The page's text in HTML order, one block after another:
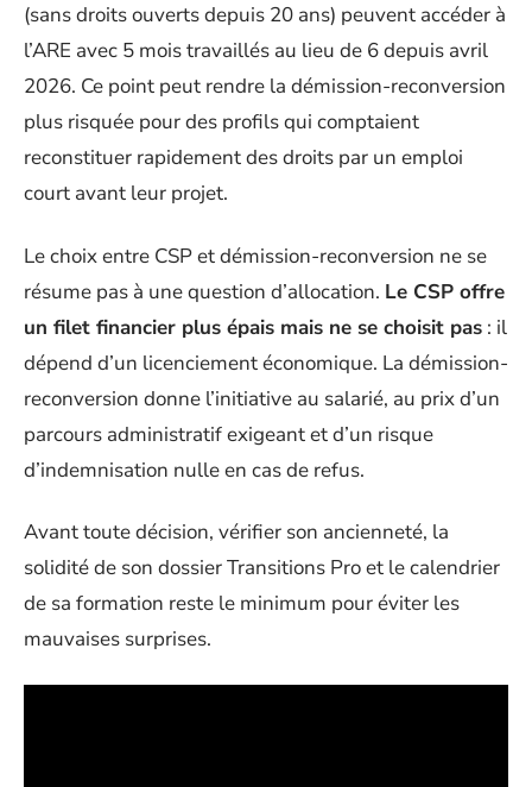
(sans droits ouverts depuis 20 ans) peuvent accéder à
l’ARE avec 5 mois travaillés au lieu de 6 depuis avril
2026. Ce point peut rendre la démission-reconversion
plus risquée pour des profils qui comptaient
reconstituer rapidement des droits par un emploi
court avant leur projet.
Le choix entre CSP et démission-reconversion ne se
résume pas à une question d’allocation. Le CSP offre
un filet financier plus épais mais ne se choisit pas : il
dépend d’un licenciement économique. La démission-
reconversion donne l’initiative au salarié, au prix d’un
parcours administratif exigeant et d’un risque
d’indemnisation nulle en cas de refus.
Avant toute décision, vérifier son ancienneté, la
solidité de son dossier Transitions Pro et le calendrier
de sa formation reste le minimum pour éviter les
mauvaises surprises.